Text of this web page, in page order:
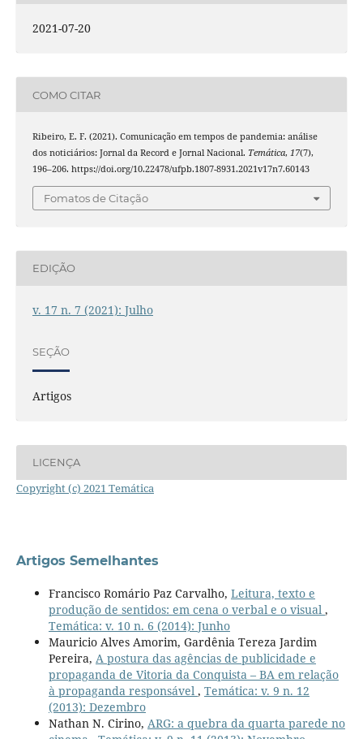
2021-07-20
COMO CITAR
Ribeiro, E. F. (2021). Comunicação em tempos de pandemia: análise
dos noticiários: Jornal da Record e Jornal Nacional. Temática, 17(7),
196–206. https://doi.org/10.22478/ufpb.1807-8931.2021v17n7.60143
Fomatos de Citação
EDIÇÃO
v. 17 n. 7 (2021): Julho
SEÇÃO
Artigos
LICENÇA
Copyright (c) 2021 Temática
Artigos Semelhantes
Francisco Romário Paz Carvalho, Leitura, texto e
produção de sentidos: em cena o verbal e o visual ,
Temática: v. 10 n. 6 (2014): Junho
Mauricio Alves Amorim, Gardênia Tereza Jardim
Pereira, A postura das agências de publicidade e
propaganda de Vitoria da Conquista – BA em relação
à propaganda responsável , Temática: v. 9 n. 12
(2013): Dezembro
Nathan N. Cirino, ARG: a quebra da quarta parede no